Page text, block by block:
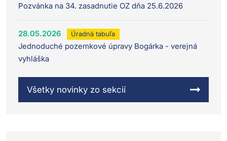
Pozvánka na 34. zasadnutie OZ dňa 25.6.2026
28.05.2026 Úradná tabuľa
Jednoduché pozemkové úpravy Bogárka - verejná
vyhláška
Všetky novinky zo sekcií